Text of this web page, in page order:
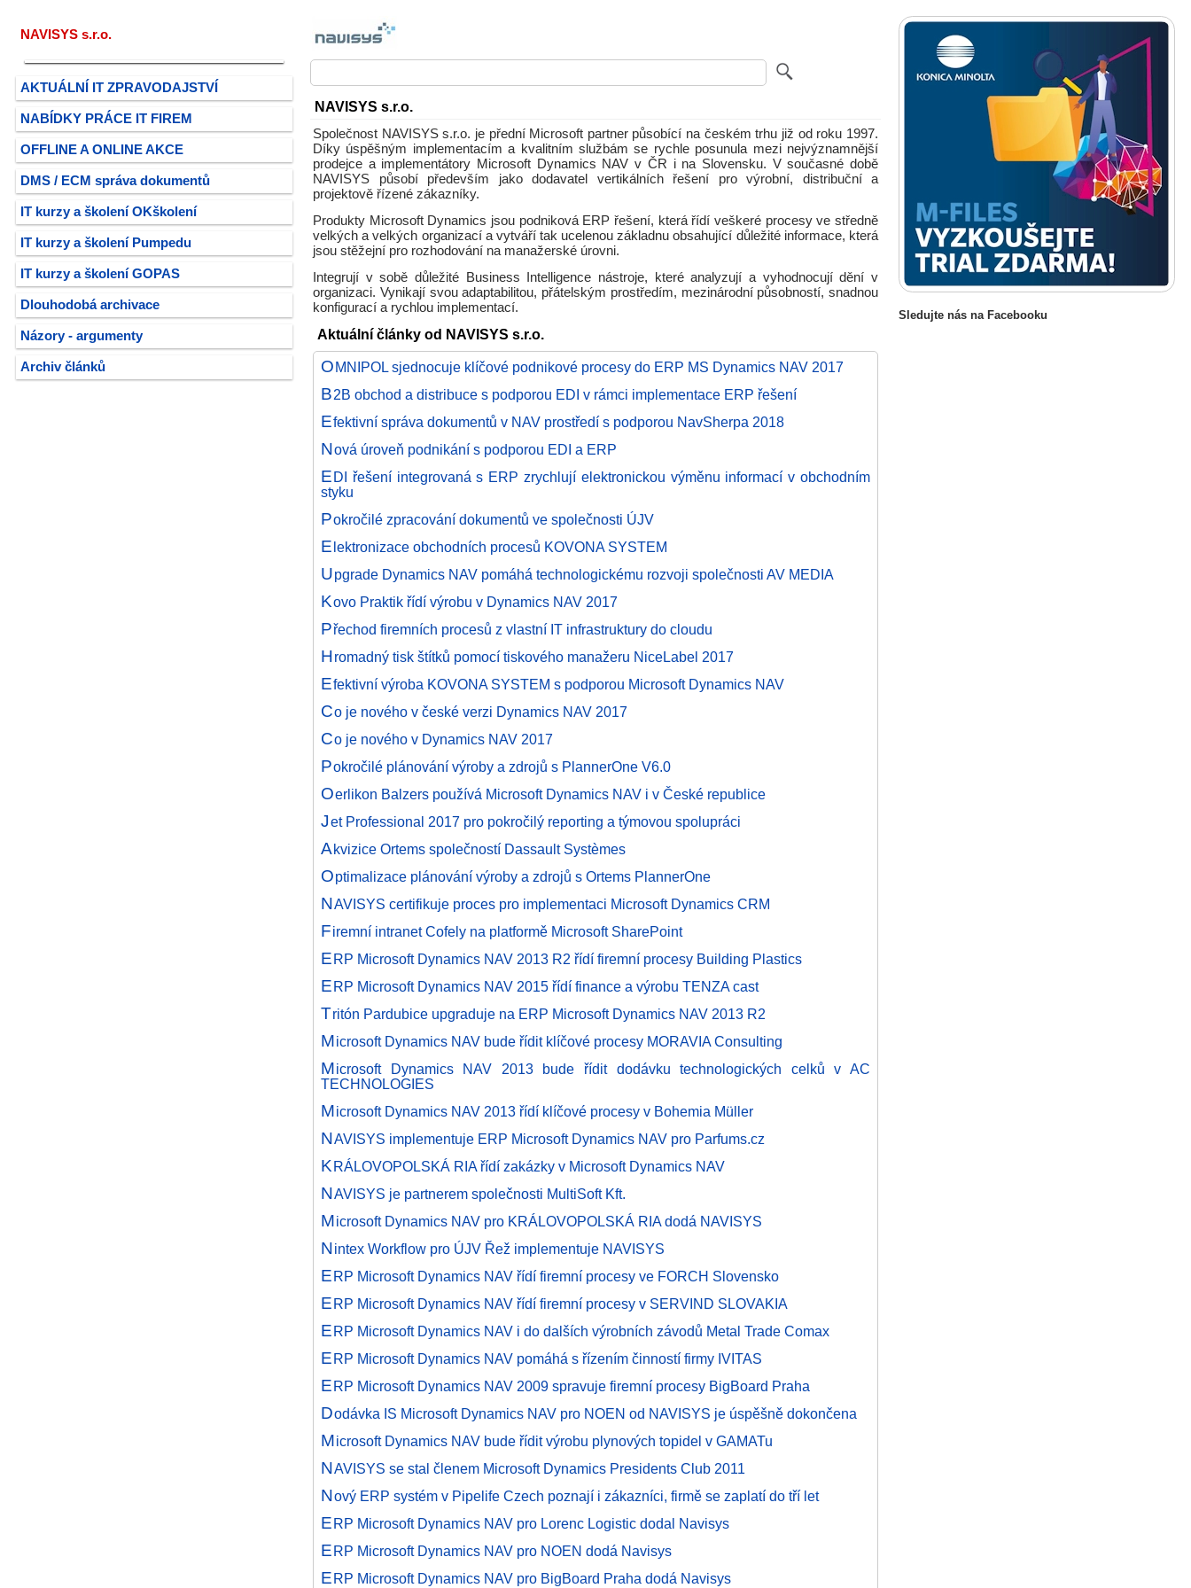
NAVISYS s.r.o.
AKTUÁLNÍ IT ZPRAVODAJSTVÍ
NABÍDKY PRÁCE IT FIREM
OFFLINE A ONLINE AKCE
DMS / ECM správa dokumentů
IT kurzy a školení OKškolení
IT kurzy a školení Pumpedu
IT kurzy a školení GOPAS
Dlouhodobá archivace
Názory - argumenty
Archiv článků
NAVISYS s.r.o.
Společnost NAVISYS s.r.o. je přední Microsoft partner působící na českém trhu již od roku 1997.
Díky úspěšným implementacím a kvalitním službám se rychle posunula mezi nejvýznamnější
prodejce a implementátory Microsoft Dynamics NAV v ČR i na Slovensku. V současné době
NAVISYS působí především jako dodavatel vertikálních řešení pro výrobní, distribuční a
projektově řízené zákazníky.
Produkty Microsoft Dynamics jsou podniková ERP řešení, která řídí veškeré procesy ve středně
velkých a velkých organizací a vytváří tak ucelenou základnu obsahující důležité informace, která
jsou stěžejní pro rozhodování na manažerské úrovni.
Integrují v sobě důležité Business Intelligence nástroje, které analyzují a vyhodnocují dění v
organizaci. Vynikají svou adaptabilitou, přátelským prostředím, mezinárodní působností, snadnou
konfigurací a rychlou implementací.
Aktuální články od NAVISYS s.r.o.
OMNIPOL sjednocuje klíčové podnikové procesy do ERP MS Dynamics NAV 2017
B2B obchod a distribuce s podporou EDI v rámci implementace ERP řešení
Efektivní správa dokumentů v NAV prostředí s podporou NavSherpa 2018
Nová úroveň podnikání s podporou EDI a ERP
EDI řešení integrovaná s ERP zrychlují elektronickou výměnu informací v obchodním
styku
Pokročilé zpracování dokumentů ve společnosti ÚJV
Elektronizace obchodních procesů KOVONA SYSTEM
Upgrade Dynamics NAV pomáhá technologickému rozvoji společnosti AV MEDIA
Kovo Praktik řídí výrobu v Dynamics NAV 2017
Přechod firemních procesů z vlastní IT infrastruktury do cloudu
Hromadný tisk štítků pomocí tiskového manažeru NiceLabel 2017
Efektivní výroba KOVONA SYSTEM s podporou Microsoft Dynamics NAV
Co je nového v české verzi Dynamics NAV 2017
Co je nového v Dynamics NAV 2017
Pokročilé plánování výroby a zdrojů s PlannerOne V6.0
Oerlikon Balzers používá Microsoft Dynamics NAV i v České republice
Jet Professional 2017 pro pokročilý reporting a týmovou spolupráci
Akvizice Ortems společností Dassault Systèmes
Optimalizace plánování výroby a zdrojů s Ortems PlannerOne
NAVISYS certifikuje proces pro implementaci Microsoft Dynamics CRM
Firemní intranet Cofely na platformě Microsoft SharePoint
ERP Microsoft Dynamics NAV 2013 R2 řídí firemní procesy Building Plastics
ERP Microsoft Dynamics NAV 2015 řídí finance a výrobu TENZA cast
Tritón Pardubice upgraduje na ERP Microsoft Dynamics NAV 2013 R2
Microsoft Dynamics NAV bude řídit klíčové procesy MORAVIA Consulting
Microsoft Dynamics NAV 2013 bude řídit dodávku technologických celků v AC
TECHNOLOGIES
Microsoft Dynamics NAV 2013 řídí klíčové procesy v Bohemia Müller
NAVISYS implementuje ERP Microsoft Dynamics NAV pro Parfums.cz
KRÁLOVOPOLSKÁ RIA řídí zakázky v Microsoft Dynamics NAV
NAVISYS je partnerem společnosti MultiSoft Kft.
Microsoft Dynamics NAV pro KRÁLOVOPOLSKÁ RIA dodá NAVISYS
Nintex Workflow pro ÚJV Řež implementuje NAVISYS
ERP Microsoft Dynamics NAV řídí firemní procesy ve FORCH Slovensko
ERP Microsoft Dynamics NAV řídí firemní procesy v SERVIND SLOVAKIA
ERP Microsoft Dynamics NAV i do dalších výrobních závodů Metal Trade Comax
ERP Microsoft Dynamics NAV pomáhá s řízením činností firmy IVITAS
ERP Microsoft Dynamics NAV 2009 spravuje firemní procesy BigBoard Praha
Dodávka IS Microsoft Dynamics NAV pro NOEN od NAVISYS je úspěšně dokončena
Microsoft Dynamics NAV bude řídit výrobu plynových topidel v GAMATu
NAVISYS se stal členem Microsoft Dynamics Presidents Club 2011
Nový ERP systém v Pipelife Czech poznají i zákazníci, firmě se zaplatí do tří let
ERP Microsoft Dynamics NAV pro Lorenc Logistic dodal Navisys
ERP Microsoft Dynamics NAV pro NOEN dodá Navisys
ERP Microsoft Dynamics NAV pro BigBoard Praha dodá Navisys
Sledujte nás na Facebooku